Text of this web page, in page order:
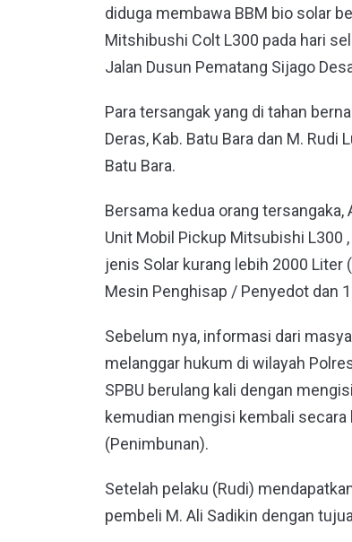
diduga membawa BBM bio solar
Mitshibushi Colt L300 pada hari
Jalan Dusun Pematang Sijago
Para tersangak yang di tahan
Deras, Kab. Batu Bara dan M. Rudi
Batu Bara.
Bersama kedua orang
Unit Mobil Pickup Mitsubishi L300
jenis Solar kurang lebih 2000 Liter
Mesin Penghisap / Penyedot dan
Sebelum nya, informasi dari
melanggar hukum di wilayah
SPBU berulang kali dengan
kemudian mengisi kembali
(Penimbunan).
Setelah pelaku (Rudi)
pembeli M. Ali Sadikin dengan